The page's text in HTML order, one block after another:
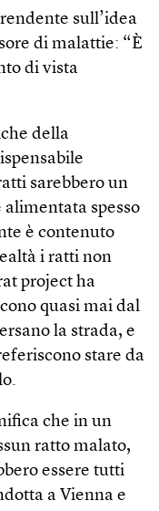
sull’idea
di malattie: “È
di vista
della
sarebbero un
spesso
è contenuto
i ratti non
project ha
quasi mai dal
la strada, e
stare da
che in un
ratto malato,
essere tutti
a Vienna e